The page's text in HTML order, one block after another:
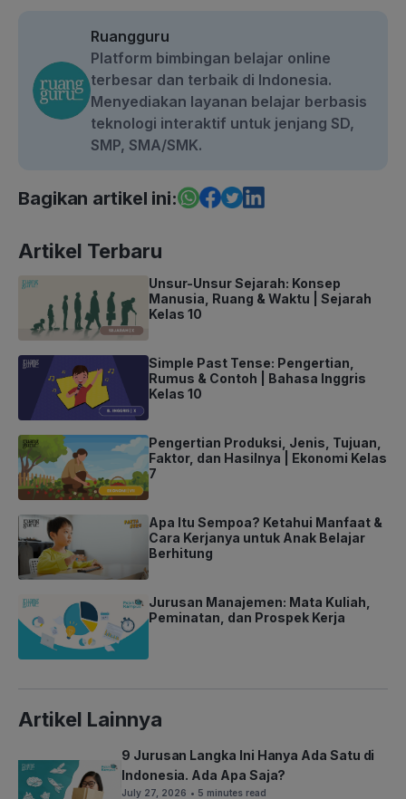
Ruangguru
Platform bimbingan belajar online
terbesar dan terbaik di Indonesia.
Menyediakan layanan belajar berbasis
teknologi interaktif untuk jenjang SD,
SMP, SMA/SMK.
Bagikan artikel ini:
Artikel Terbaru
Unsur-Unsur Sejarah: Konsep
Manusia, Ruang & Waktu | Sejarah
Kelas 10
Simple Past Tense: Pengertian,
Rumus & Contoh | Bahasa Inggris
Kelas 10
Pengertian Produksi, Jenis, Tujuan,
Faktor, dan Hasilnya | Ekonomi Kelas
7
Apa Itu Sempoa? Ketahui Manfaat &
Cara Kerjanya untuk Anak Belajar
Berhitung
Jurusan Manajemen: Mata Kuliah,
Peminatan, dan Prospek Kerja
Artikel Lainnya
9 Jurusan Langka Ini Hanya Ada Satu di
Indonesia. Ada Apa Saja?
July 27, 2026 • 5 minutes read